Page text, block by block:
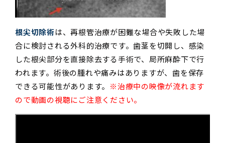
根尖切除術は、再根管治療が困難な場合や失敗した場
合に検討される外科的治療です。歯茎を切開し、感染
した根尖部分を直接除去する手術で、局所麻酔下で行
われます。術後の腫れや痛みはありますが、歯を保存
できる可能性があります。 ※治療中の映像が流れます
ので動画の視聴にご注意ください。